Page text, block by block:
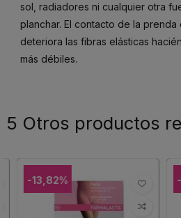
sol, radiadores ni cualquier otra
planchar. El contacto de la
deteriora las fibras elásticas
más débiles.
5 Otros productos
-13,82% -